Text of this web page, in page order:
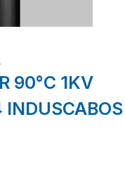
90°C 1KV